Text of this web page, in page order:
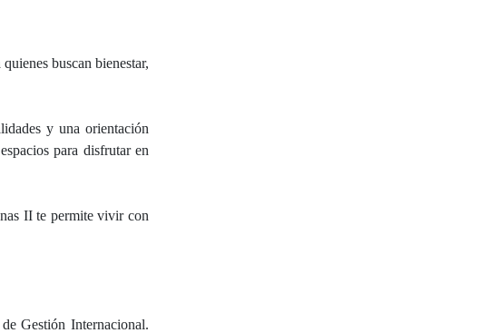
buscan bienestar,
y una orientación
para disfrutar en
II te permite vivir con
Gestión Internacional.